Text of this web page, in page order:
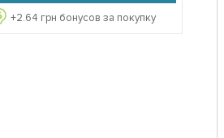
+2.64 грн бонусов за покупку